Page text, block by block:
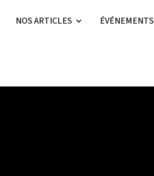
NOS ARTICLES ÉVÉNEMENTS